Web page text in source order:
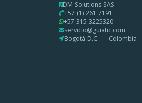
DM Solutions SAS
+57 (1) 261 7191
+57 315 3225320
servicio@guiatic.com
Bogotá D.C. — Colombia